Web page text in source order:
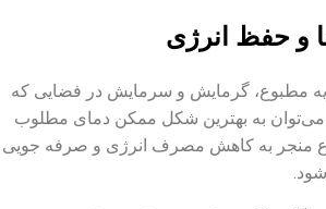
و حفظ انرژی
مطبوع، گرمایش و سرمایش در فضایی که
می‌توان به بهترین شکل ممکن دمای مطلوب
منجر به کاهش مصرف انرژی و صرفه ‌جویی